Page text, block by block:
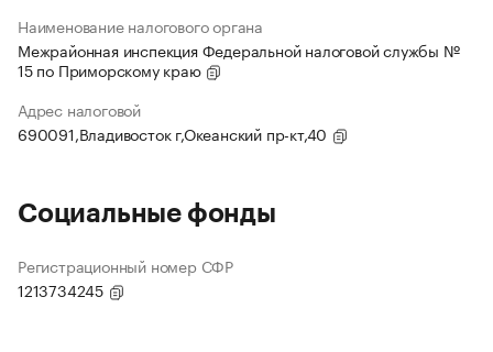
Наименование налогового органа
Межрайонная инспекция Федеральной налоговой службы №
15 по Приморскому краю
Адрес налоговой
690091,Владивосток г,Океанский пр-кт,40
Социальные фонды
Регистрационный номер СФР
1213734245